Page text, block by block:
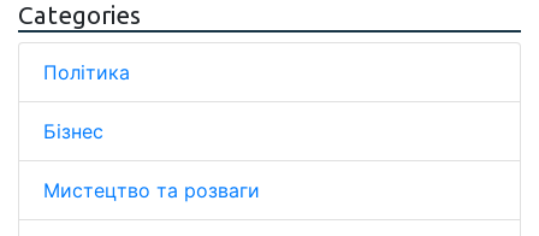
Categories
Політика
Бізнес
Мистецтво та розваги